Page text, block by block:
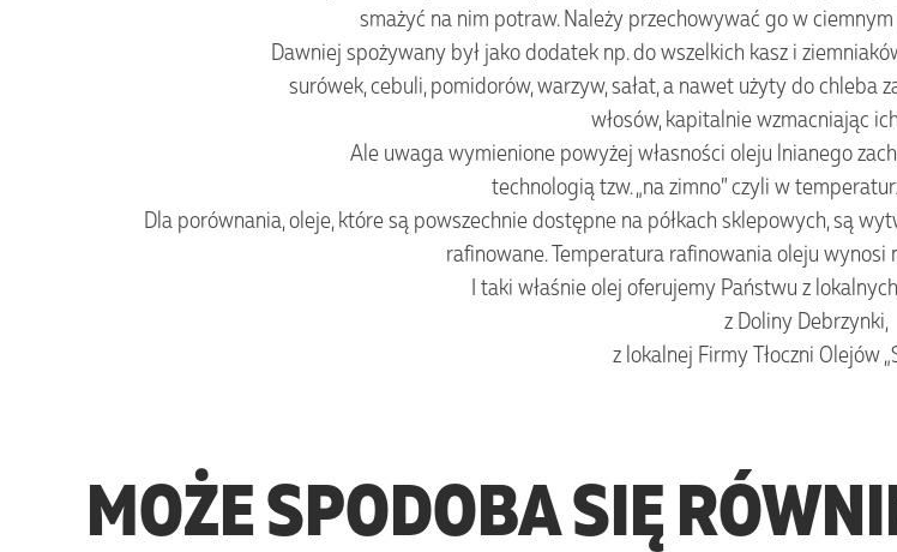
smażyć na nim potraw. Należy przechowywać go w
Dawniej spożywany był jako dodatek np. do wszelkich kasz i
surówek, cebuli, pomidorów, warzyw, sałat, a nawet użyty do chleba
włosów, kapitalnie wzmacniając
Ale uwaga wymienione powyżej własności oleju lnianego
technologią tzw. „na zimno” czyli w
Dla porównania, oleje, które są powszechnie dostępne na półkach sklepowych, są
rafinowane. Temperatura rafinowania oleju wynosi
I taki właśnie olej oferujemy Państwu z
z Doliny Debrzynki,
z lokalnej Firmy Tłoczni Olejów
MOŻE SPODOBA SIĘ